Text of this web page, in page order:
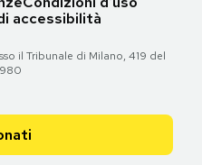
accessibilità
il Tribunale di Milano, 419 del